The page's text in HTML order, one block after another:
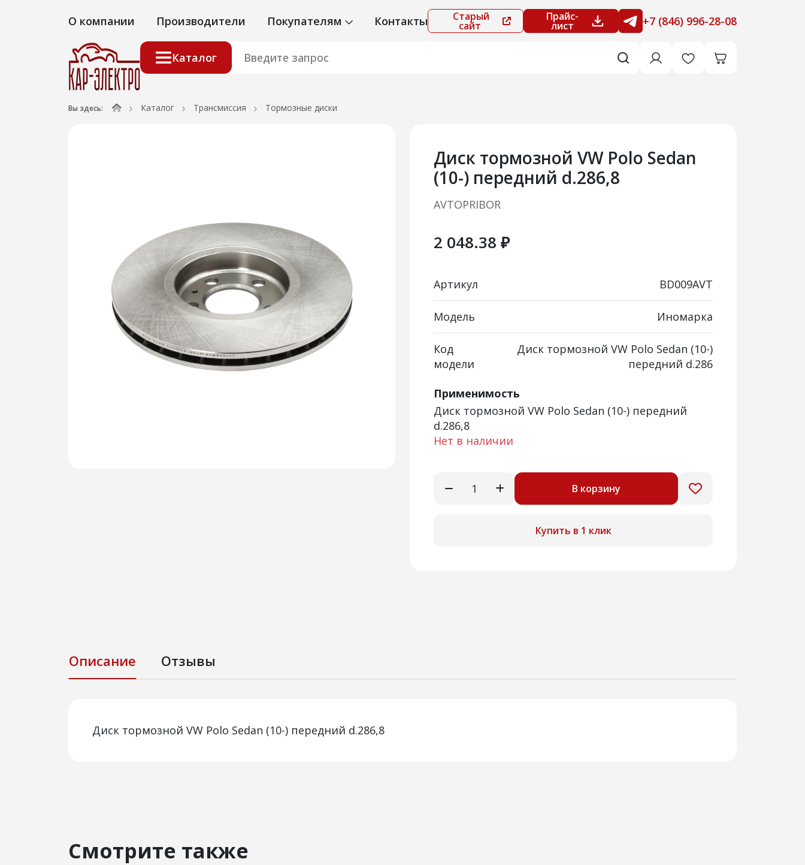
О компании Производители Покупателям Контакты Старый
сайт
Прайс-
лист +7 (846) 996-28-08
Каталог
Вы здесь: Каталог Трансмиссия Тормозные диски
Диск тормозной VW Polo Sedan
(10-) передний d.286,8
AVTOPRIBOR
2 048.38 ₽
Артикул BD009AVT
Модель Иномарка
Код
модели
Диск тормозной VW Polo Sedan (10-)
передний d.286
Применимость
Диск тормозной VW Polo Sedan (10-) передний
d.286,8
Нет в наличии
В корзину
Купить в 1 клик
Описание Отзывы
Диск тормозной VW Polo Sedan (10-) передний d.286,8
Смотрите также